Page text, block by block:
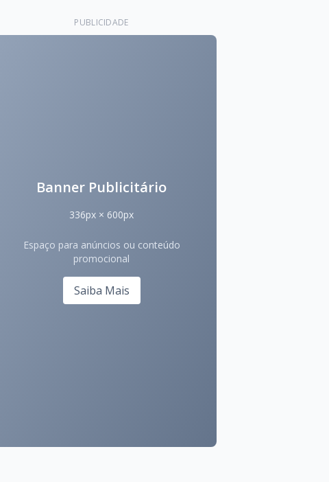
PUBLICIDADE
Banner Publicitário
336px × 600px
Espaço para anúncios ou conteúdo
promocional
Saiba Mais